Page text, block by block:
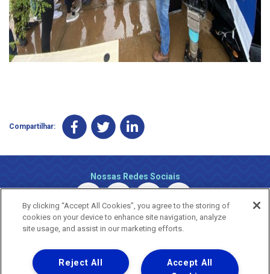
Compartilhar:
Nossas Redes Sociais
Uma empresa
By clicking “Accept All Cookies”, you agree to the storing of
cookies on your device to enhance site navigation, analyze
site usage, and assist in our marketing efforts.
Accept All
Reject All